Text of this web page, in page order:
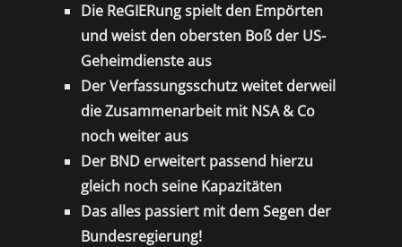
Die ReGIERung spielt den Empörten
und weist den obersten Boß der US-
Geheimdienste aus
Der Verfassungsschutz weitet derweil
die Zusammenarbeit mit NSA & Co
noch weiter aus
Der BND erweitert passend hierzu
gleich noch seine Kapazitäten
Das alles passiert mit dem Segen der
Bundesregierung!